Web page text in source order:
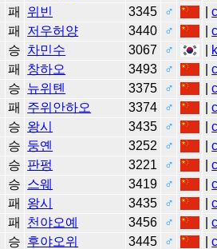
패 위빈 3345 ♂ |
패 저우허양 3440 ♂ |
승 차민수 3067 ♂
패 창하오 3493 ♂ |
승 뉴위톈 3375 ♂ |
패 주위안하오 3374 ♂ |
승 왕시 3435 ♂ |
승 둥옌 3252 ♂ |
승 판펑 3221 ♂ |
승 스웨 3419 ♂ |
패 왕시 3435 ♂ |
패 천야오예 3456 ♂ |
승 후야오위 3445 ♂ |